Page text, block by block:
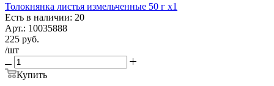
Толокнянка листья измельченные 50 г х1
Есть в наличии: 20
Арт.: 10035888
225 руб.
/шт
Купить